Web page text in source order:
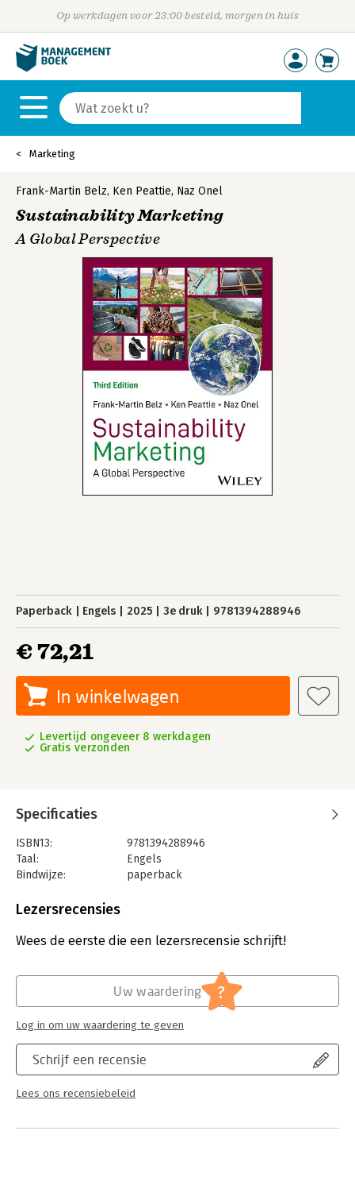
Op werkdagen voor 23:00 besteld, morgen in huis
Marketing
Frank-Martin Belz, Ken Peattie, Naz Onel
Sustainability Marketing
A Global Perspective
Paperback Engels 2025 3e druk 9781394288946
€ 72,21
In winkelwagen
Levertijd ongeveer 8 werkdagen
Gratis verzonden
Specificaties
ISBN13:
9781394288946
Taal:
Engels
Bindwijze:
paperback
Uitgever:
Verschijningsdatum:
11-9-2025
Lezersrecensies
Wees de eerste die een lezersrecensie schrijft!
Schrijf een recensie
Lees ons recensiebeleid
Uw waardering ?
Log in om uw waardering te geven